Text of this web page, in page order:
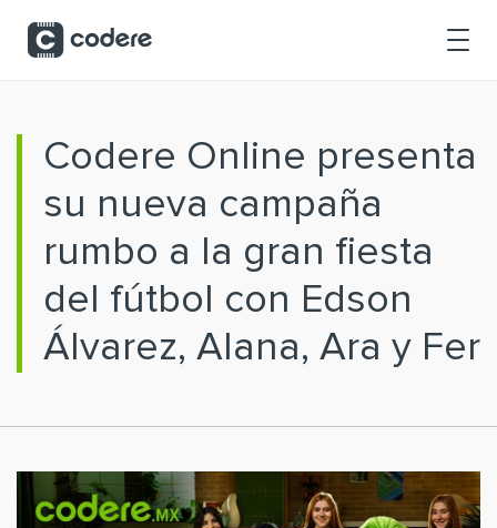
Codere Online presenta
su nueva campaña
rumbo a la gran fiesta
del fútbol con Edson
Álvarez, Alana, Ara y Fer